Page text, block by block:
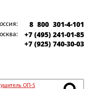
8 800 301-4-101
+7 (495) 241-01-85
+7 (925) 740-30-03
ОП-5